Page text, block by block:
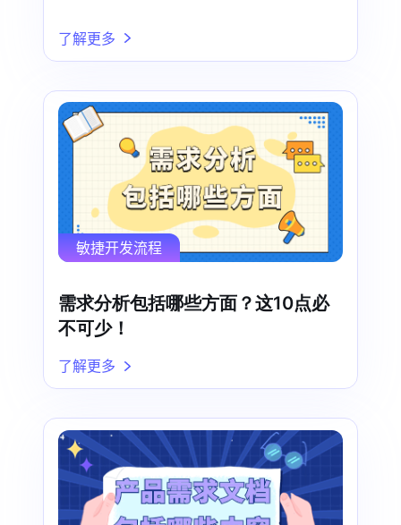
了解更多
敏捷开发流程
需求分析包括哪些方面？这10点必
不可少！
了解更多